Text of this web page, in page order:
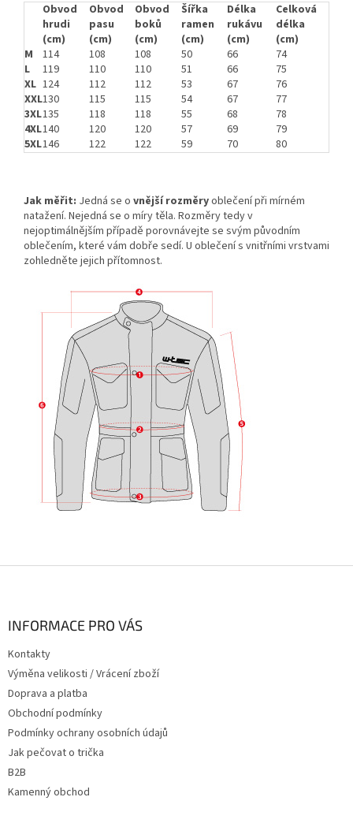
Obvod
hrudi
(cm)
Obvod
pasu
(cm)
Obvod
boků
(cm)
Šířka
ramen
(cm)
Délka
rukávu
(cm)
Celková
délka
(cm)
M
114 108 108 50 66
74
L
119 110 110 51 66
75
XL 124 112 112 53 67
76
XXL130 115 115 54 67
77
3XL135 118 118 55 68
78
4XL140 120 120 57 69
79
5XL146 122 122 59 70 80
Jak měřit: Jedná se o vnější rozměryoblečení při mírném
natažení. Nejedná se o míry těla. Rozměry tedy v
nejoptimálnějším případě porovnávejte se svým původním
oblečením, které vám dobře sedí. U oblečení s vnitřními vrstvami
zohledněte jejich přítomnost.
INFORMACE PRO VÁS
Kontakty
Výměna velikosti / Vrácení zboží
Doprava a platba
Obchodní podmínky
Podmínky ochrany osobních údajů
Jak pečovat o trička
B2B
Kamenný obchod